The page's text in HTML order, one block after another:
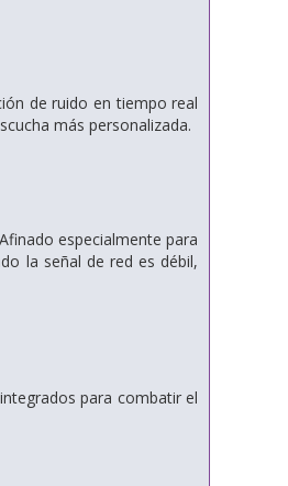
de ruido en tiempo real
más personalizada.
especialmente para
la señal de red es débil,
para combatir el